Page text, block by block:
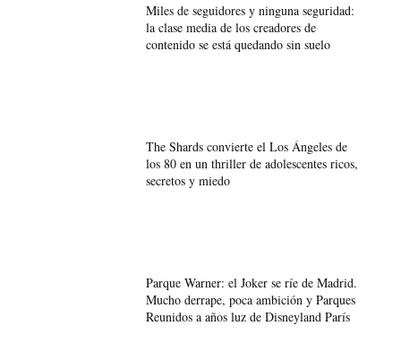
Miles de seguidores y ninguna seguridad:
la clase media de los creadores de
contenido se está quedando sin suelo
The Shards convierte el Los Ángeles de
los 80 en un thriller de adolescentes ricos,
secretos y miedo
Parque Warner: el Joker se ríe de Madrid.
Mucho derrape, poca ambición y Parques
Reunidos a años luz de Disneyland París